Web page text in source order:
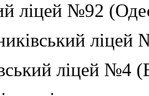
ліцей №92
ліцей
ліцей №4